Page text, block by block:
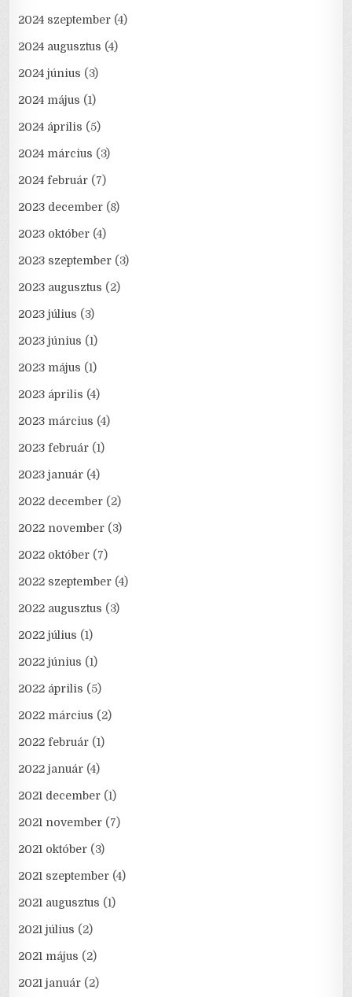
2024 szeptember (4)
2024 augusztus (4)
2024 június (3)
2024 május (1)
2024 április (5)
2024 március (3)
2024 február (7)
2023 december (8)
2023 október (4)
2023 szeptember (3)
2023 augusztus (2)
2023 július (3)
2023 június (1)
2023 május (1)
2023 április (4)
2023 március (4)
2023 február (1)
2023 január (4)
2022 december (2)
2022 november (3)
2022 október (7)
2022 szeptember (4)
2022 augusztus (3)
2022 július (1)
2022 június (1)
2022 április (5)
2022 március (2)
2022 február (1)
2022 január (4)
2021 december (1)
2021 november (7)
2021 október (3)
2021 szeptember (4)
2021 augusztus (1)
2021 július (2)
2021 május (2)
2021 január (2)